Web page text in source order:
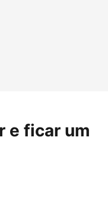
e ficar um